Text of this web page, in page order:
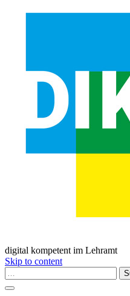
digital kompetent im Lehramt
Skip to content